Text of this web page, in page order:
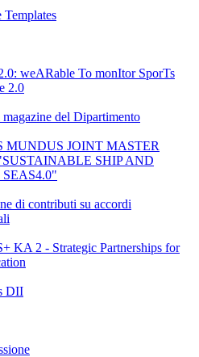
Templates
weARable To monItor SporTs
2.0
del Dipartimento
MUNDUS JOINT MASTER
SHIP AND
di contributi su accordi
KA 2 - Strategic Partnerships for
DII